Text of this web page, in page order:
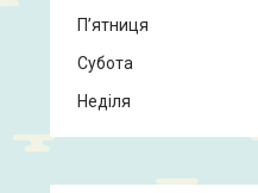
Пʼятниця
Субота
Неділя